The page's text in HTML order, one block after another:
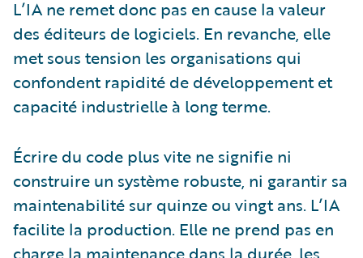
L’IA ne remet donc pas en cause la valeur
des éditeurs de logiciels. En revanche, elle
met sous tension les organisations qui
confondent rapidité de développement et
capacité industrielle à long terme.
Écrire du code plus vite ne signifie ni
construire un système robuste, ni garantir sa
maintenabilité sur quinze ou vingt ans. L’IA
facilite la production. Elle ne prend pas en
charge la maintenance dans la durée, les